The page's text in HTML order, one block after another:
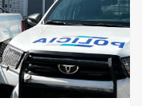
en
hasta Axion